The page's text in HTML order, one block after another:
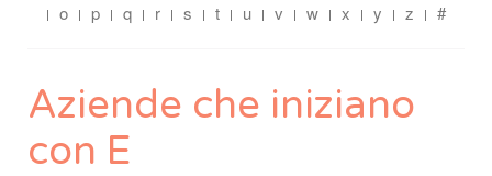
o
p q r s t u v w x y z #
Aziende che iniziano
con E